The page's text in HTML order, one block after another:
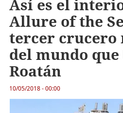
Así es el
Allure of the
tercer crucero
del mundo
Roatán
10/05/2018 - 00:00